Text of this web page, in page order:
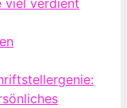
viel verdient